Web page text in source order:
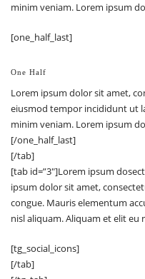
minim veniam. Lorem ipsum
[one_half_last]
One Half
Lorem ipsum dolor sit amet,
eiusmod tempor incididunt ut
minim veniam. Lorem ipsum
[/one_half_last]
[/tab]
[tab id=”3″]Lorem ipsum
ipsum dolor sit amet,
congue. Mauris elementum
nisl aliquam. Aliquam et elit eu
[tg_social_icons]
[/tab]